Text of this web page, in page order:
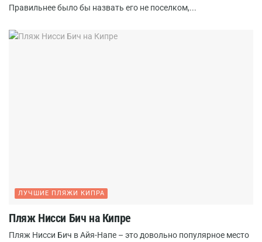
Правильнее было бы назвать его не поселком,...
ЛУЧШИЕ ПЛЯЖИ КИПРА
Пляж Нисси Бич на Кипре
Пляж Нисси Бич в Айя-Напе – это довольно популярное место